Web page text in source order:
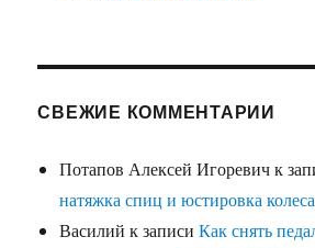
СВЕЖИЕ КОММЕНТАРИИ
Потапов Алексей Игоревичк
натяжка спиц и юстировка колеса
Василий к записиКак снять